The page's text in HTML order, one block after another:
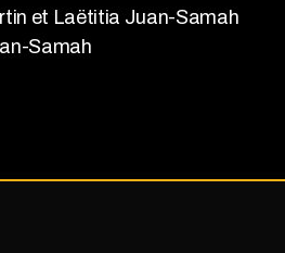
et Laëtitia Juan-Samah
Samah